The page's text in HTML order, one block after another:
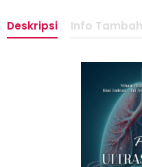
Deskripsi Info